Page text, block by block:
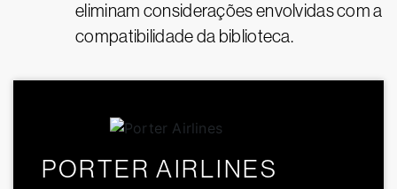
eliminam considerações envolvidas com a
compatibilidade da biblioteca.
PORTER AIRLINES